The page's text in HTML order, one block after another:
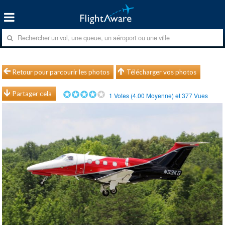
Retour pour parcourir les photos Télécharger vos photos
Partager cela 1 Votes (4.00 Moyenne) et377Vues